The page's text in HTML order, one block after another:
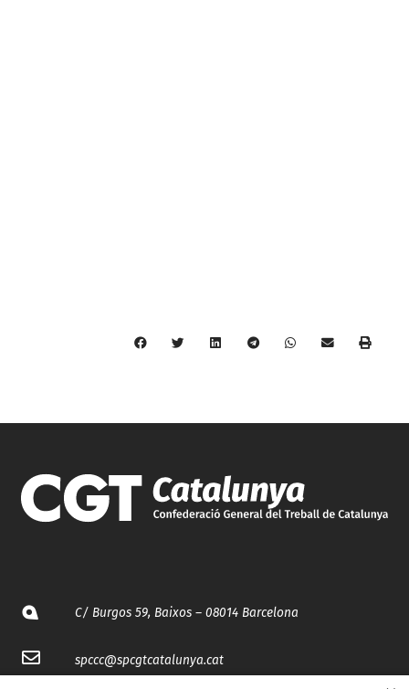
C/ Burgos 59, Baixos – 08014 Barcelona
spccc@spcgtcatalunya.cat